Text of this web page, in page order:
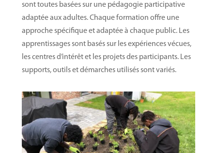
sont toutes basées sur une pédagogie participative
adaptée aux adultes. Chaque formation offre une
approche spécifique et adaptée à chaque public. Les
apprentissages sont basés sur les expériences vécues,
les centres d’intérêt et les projets des participants. Les
supports, outils et démarches utilisés sont variés.